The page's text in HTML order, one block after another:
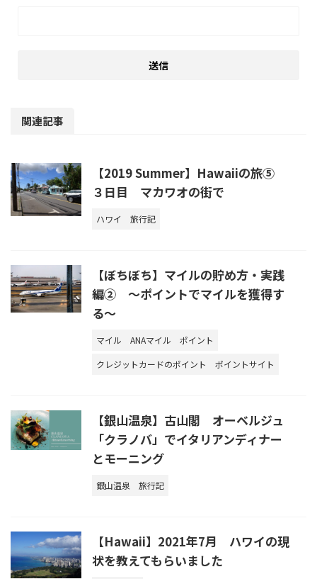
関連記事
【2019 Summer】Hawaiiの旅⑤
３日目 マカワオの街で
ハワイ 旅行記
【ぼちぼち】マイルの貯め方・実践
編② ～ポイントでマイルを獲得す
る～
マイル ANAマイル
ポイント
クレジットカードのポイント
ポイントサイト
【銀山温泉】古山閣 オーベルジュ
「クラノバ」でイタリアンディナー
とモーニング
銀山温泉 旅行記
【Hawaii】2021年7月 ハワイの現
状を教えてもらいました